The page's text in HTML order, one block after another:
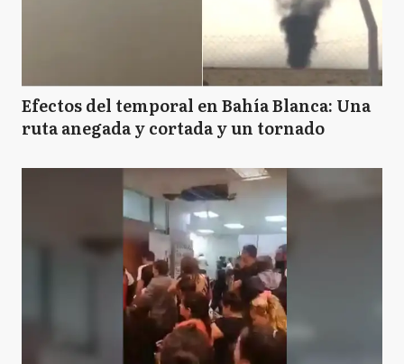
Efectos del temporal en Bahía Blanca: Una
ruta anegada y cortada y un tornado